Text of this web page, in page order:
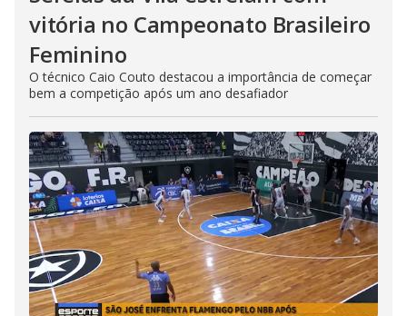
vitória no Campeonato Brasileiro
Feminino
O técnico Caio Couto destacou a importância de começar
bem a competição após um ano desafiador